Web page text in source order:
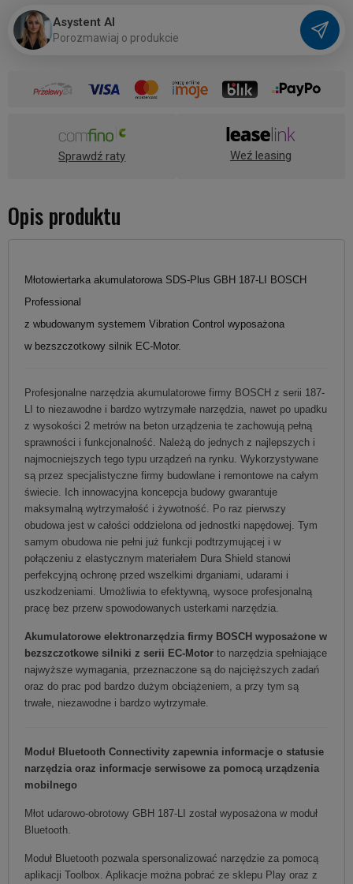
Asystent AI
Porozmawiaj o produkcie
Sprawdź raty Weź leasing
Opis produktu
Młotowiertarka akumulatorowa SDS-Plus GBH 187-LI BOSCH
Professional
z wbudowanym systemem Vibration Control wyposażona
w bezszczotkowy silnik EC-Motor.
Profesjonalne narzędzia akumulatorowe firmy BOSCH z serii 187-
LI to niezawodne i bardzo wytrzymałe narzędzia, nawet po upadku
z wysokości 2 metrów na beton urządzenia te zachowują pełną
sprawności i funkcjonalność. Należą do jednych z najlepszych i
najmocniejszych tego typu urządzeń na rynku. Wykorzystywane
są przez specjalistyczne firmy budowlane i remontowe na całym
świecie. Ich innowacyjna koncepcja budowy gwarantuje
maksymalną wytrzymałość i żywotność. Po raz pierwszy
obudowa jest w całości oddzielona od jednostki napędowej. Tym
samym obudowa nie pełni już funkcji podtrzymującej i w
połączeniu z elastycznym materiałem Dura Shield stanowi
perfekcyjną ochronę przed wszelkimi drganiami, udarami i
uszkodzeniami. Umożliwia to efektywną, wysoce profesjonalną
pracę bez przerw spowodowanych usterkami narzędzia.
Akumulatorowe elektronarzędzia firmy BOSCH wyposażone w
bezszczotkowe silniki z serii EC-Motor to narzędzia spełniające
najwyższe wymagania, przeznaczone są do najcięższych zadań
oraz do prac pod bardzo dużym obciążeniem, a przy tym są
trwałe, niezawodne i bardzo wytrzymałe.
Moduł Bluetooth Connectivity zapewnia informacje o statusie
narzędzia oraz informacje serwisowe za pomocą urządzenia
mobilnego
Młot udarowo-obrotowy GBH 187-LI został wyposażona w moduł
Bluetooth.
Moduł Bluetooth pozwala spersonalizować narzędzie za pomocą
aplikacji Toolbox. Aplikacje można pobrać ze sklepu Play oraz z